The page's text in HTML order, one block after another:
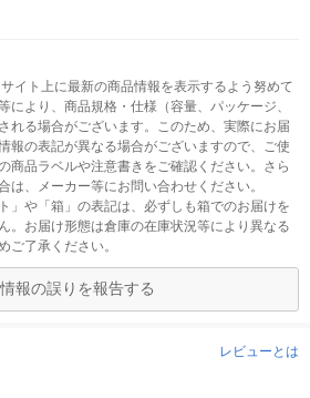
イト上に最新の商品情報を表示するよう努めて
により、商品規格・仕様（容量、パッケージ、
れる場合がございます。このため、実際にお届
報の表記が異なる場合がございますので、ご使
商品ラベルや注意書きをご確認ください。さら
は、メーカー等にお問い合わせください。
」や「箱」の表記は、必ずしも箱でのお届けを
。お届け形態は倉庫の在庫状況等により異なる
ご了承ください。
報の誤りを報告する
レビューとは